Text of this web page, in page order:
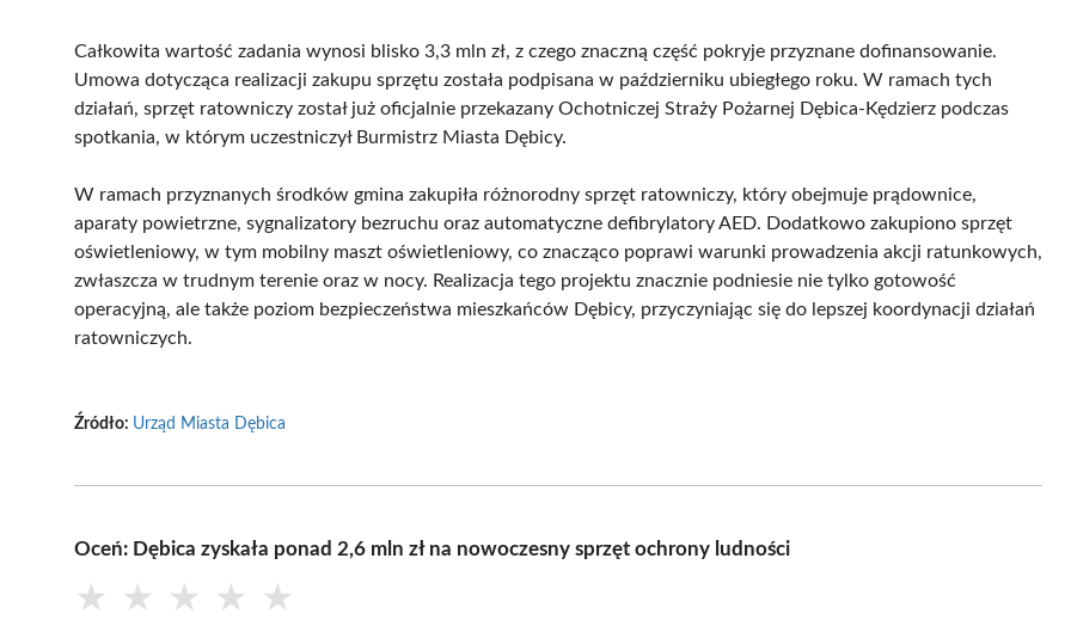
Całkowita wartość zadania wynosi blisko 3,3 mln zł, z czego znaczną część pokryje przyznane dofinansowanie.
Umowa dotycząca realizacji zakupu sprzętu została podpisana w październiku ubiegłego roku. W ramach tych
działań, sprzęt ratowniczy został już oficjalnie przekazany Ochotniczej Straży Pożarnej Dębica-Kędzierz podczas
spotkania, w którym uczestniczył Burmistrz Miasta Dębicy.
W ramach przyznanych środków gmina zakupiła różnorodny sprzęt ratowniczy, który obejmuje prądownice,
aparaty powietrzne, sygnalizatory bezruchu oraz automatyczne defibrylatory AED. Dodatkowo zakupiono sprzęt
oświetleniowy, w tym mobilny maszt oświetleniowy, co znacząco poprawi warunki prowadzenia akcji ratunkowych,
zwłaszcza w trudnym terenie oraz w nocy. Realizacja tego projektu znacznie podniesie nie tylko gotowość
operacyjną, ale także poziom bezpieczeństwa mieszkańców Dębicy, przyczyniając się do lepszej koordynacji działań
ratowniczych.
Źródło: Urząd Miasta Dębica
Oceń: Dębica zyskała ponad 2,6 mln zł na nowoczesny sprzęt ochrony ludności
★ ★ ★ ★ ★